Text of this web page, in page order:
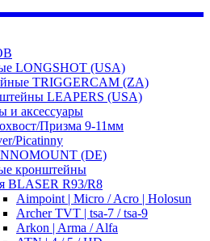
LONGSHOT (USA)
TRIGGERCAM (ZA)
LEAPERS (USA)
и аксессуары
Призма 9-11мм
Picatinny
(DE)
кронштейны
BLASER R93/R8
Aimpoint | Micro / Acro | Holosun
Archer TVT | tsa-7 / tsa-9
Arkon | Arma / Alfa